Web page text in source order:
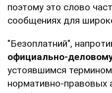
поэтому это слово
сообщениях для
"Безоплатний",
официально-
устоявшимся
нормативно-правовых